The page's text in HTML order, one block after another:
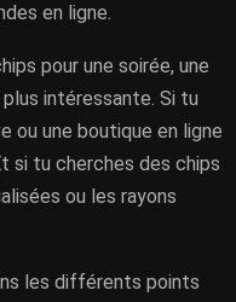
en ligne.
pour une soirée, une
intéressante. Si tu
ou une boutique en ligne
si tu cherches des chips
ou les rayons
les différents points